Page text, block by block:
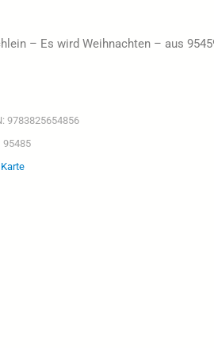
– Es wird Weihnachten – aus
9783825654856
95485
Karte